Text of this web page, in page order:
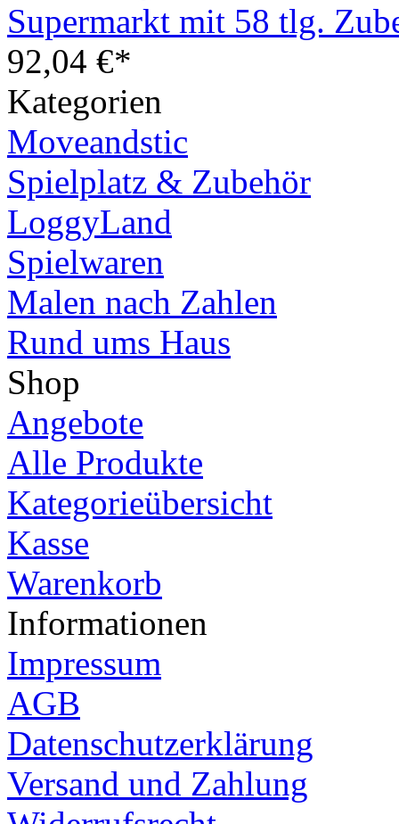
Supermarkt mit 58 tlg.
92,04 €*
Kategorien
Moveandstic
Spielplatz & Zubehör
LoggyLand
Spielwaren
Malen nach Zahlen
Rund ums Haus
Shop
Angebote
Alle Produkte
Kategorieübersicht
Kasse
Warenkorb
Informationen
Impressum
AGB
Datenschutzerklärung
Versand und Zahlung